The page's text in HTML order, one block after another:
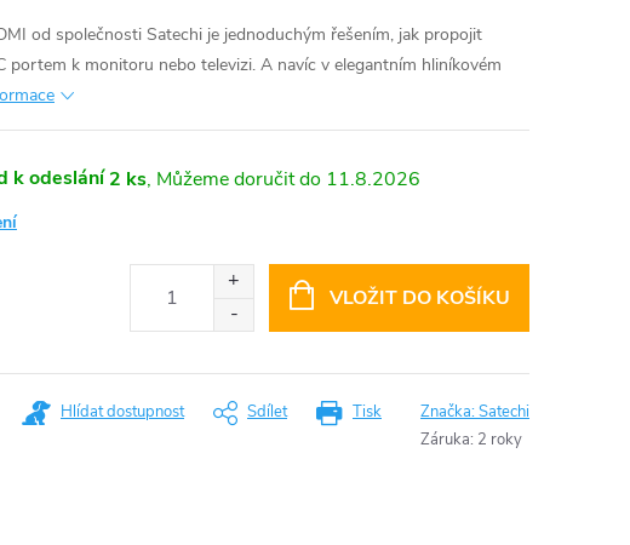
od společnosti Satechi je jednoduchým řešením, jak propojit
portem k monitoru nebo televizi. A navíc v elegantním hliníkovém
k odeslání 2 ks 11.8.2026
VLOŽIT DO KOŠÍKU
Tisk
Hlídat dostupnost Sdílet Značka:Satechi
Záruka: 2 roky